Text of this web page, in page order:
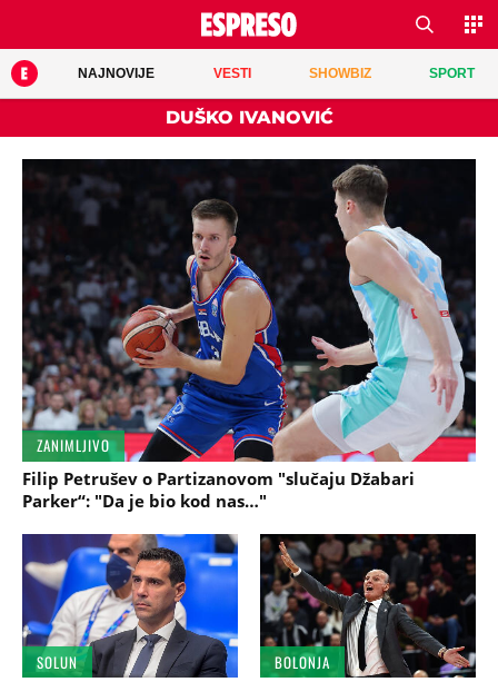
NAJNOVIJE VESTI SHOWBIZ SPORT
DUŠKO IVANOVIĆ
ZANIMLJIVO
Filip Petrušev o Partizanovom "slučaju Džabari
Parker“: "Da je bio kod nas…"
SOLUN
BOLONJA